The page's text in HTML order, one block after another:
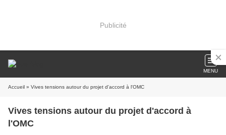
Publicité
MENU
Accueil » Vives tensions autour du projet d'accord à l'OMC
Vives tensions autour du projet d'accord à
l'OMC